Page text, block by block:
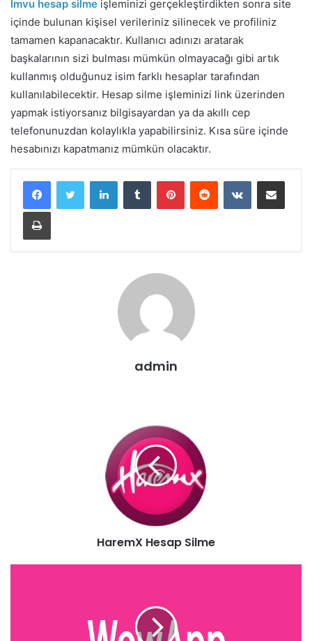
İmvu hesap silme işleminizi gerçekleştirdikten sonra site
içinde bulunan kişisel verileriniz silinecek ve profiliniz
tamamen kapanacaktır. Kullanıcı adınızı aratarak
başkalarının sizi bulması mümkün olmayacağı gibi artık
kullanmış olduğunuz isim farklı hesaplar tarafından
kullanılabilecektir. Hesap silme işleminizi link üzerinden
yapmak istiyorsanız bilgisayardan ya da akıllı cep
telefonunuzdan kolaylıkla yapabilirsiniz. Kısa süre içinde
hesabınızı kapatmanız mümkün olacaktır.
LinkedInTumblr PinterestReddit VKontakteE-Posta ile paylaş
Yazdır
admin
HaremX Hesap Silme